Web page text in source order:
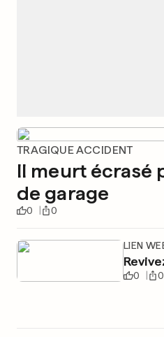
TRAGIQUE ACCIDENT
Il meurt écrasé
de garage
0 0
LIEN
0 0